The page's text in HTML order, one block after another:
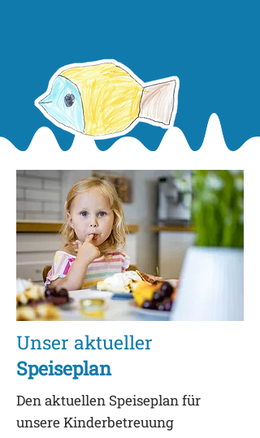
Unser aktueller
Speiseplan
Den aktuellen Speiseplan für
unsere Kinderbetreuung